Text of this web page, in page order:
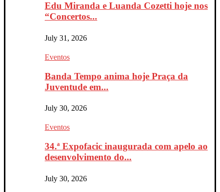
Edu Miranda e Luanda Cozetti hoje nos
“Concertos...
July 31, 2026
Eventos
Banda Tempo anima hoje Praça da
Juventude em...
July 30, 2026
Eventos
34.ª Expofacic inaugurada com apelo ao
desenvolvimento do...
July 30, 2026